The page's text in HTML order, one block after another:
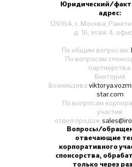
Юридический/
адрес:
129164, г. Москва,
д. 16, этаж 4,
По общим вопросам:
По вопросам
партнерства:
Виктория
Возмищева
star.com
По вопросам
участия:
отдел продаж
Вопросы/
отвечающие
корпоративного
спонсорства,
только через